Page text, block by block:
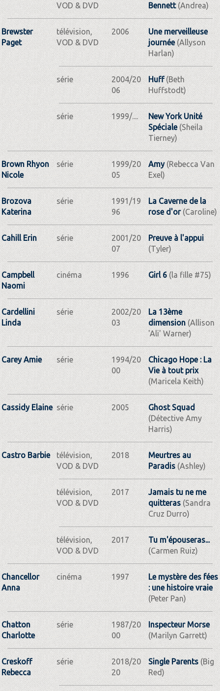
VOD & DVD
Bennett(Andrea)
Brewster
Paget
télévision,
VOD & DVD
2006
Une merveilleuse
journée(Allyson
Harlan)
série
2004/20
06
Huff(Beth
Huffstodt)
série 1999/....
New York Unité
Spéciale(Sheila
Tierney)
Brown Rhyon
Nicole
série
1999/20
05
Amy(Rebecca Van
Exel)
Brozova
Katerina
série
1991/19
96
La Caverne de la
rose d'or(Caroline)
Cahill Erin série
2001/20
07
Preuve à l'appui
(Tyler)
Campbell
Naomi
cinéma 1996 Girl 6(la fille #75)
Cardellini
Linda
série
2002/20
03
La 13ème
dimension(Allison
'Ali' Warner)
Carey Amie série
1994/20
00
Chicago Hope : La
Vie à tout prix
(Maricela Keith)
Cassidy Elaine série 2005
Ghost Squad
(Détective Amy
Harris)
Castro Barbie
télévision,
VOD & DVD
2018
Meurtres au
Paradis(Ashley)
télévision,
VOD & DVD
2017
Jamais tu ne me
quitteras(Sandra
Cruz Durro)
télévision,
VOD & DVD
2017
Tu m'épouseras...
(Carmen Ruiz)
Chancellor
Anna
cinéma 1997
Le mystère des fées
: une histoire vraie
(Peter Pan)
Chatton
Charlotte
série
1987/20
00
Inspecteur Morse
(Marilyn Garrett)
Creskoff
Rebecca
série
2018/20
20
Single Parents(Big
Red)